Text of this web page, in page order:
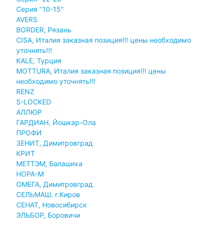
Серия "10-15"
AVERS
BORDER, Рязань
CISA, Италия заказная позиция!!! цены необходимо
уточнять!!!
KALE, Турция
MOTTURA, Италия заказная позиция!!! цены
необходимо уточнять!!!
RENZ
S-LOCKED
АЛЛЮР
ГАРДИАН, Йошкар-Ола
ПРОФИ
ЗЕНИТ, Димитровград
КРИТ
МЕТТЭМ, Балашиха
НОРА-М
ОМЕГА, Димитровград
СЕЛЬМАШ. г.Киров
СЕНАТ, Новосибирск
ЭЛЬБОР, Боровичи